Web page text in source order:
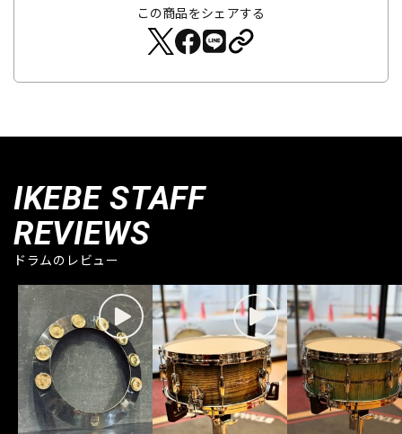
この商品をシェアする
IKEBE STAFF
REVIEWS
ドラムのレビュー